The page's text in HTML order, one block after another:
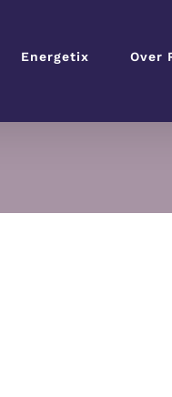
Energetix Over